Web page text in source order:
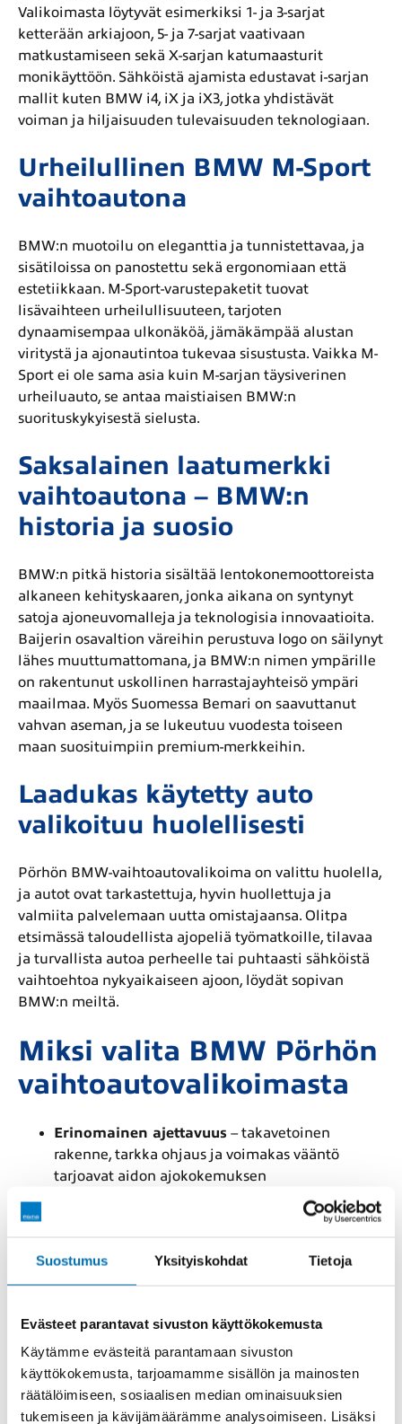
Suostumus Yksityiskohdat Tietoja
Evästeet parantavat sivuston käyttökokemusta
Käytämme evästeitä parantamaan sivuston
käyttökokemusta, tarjoamamme sisällön ja mainosten
räätälöimiseen, sosiaalisen median ominaisuuksien
tukemiseen ja kävijämäärämme analysoimiseen. Lisäksi
Valikoimasta löytyvät esimerkiksi 1- ja 3-sarjat
ketterään arkiajoon, 5- ja 7-sarjat vaativaan
matkustamiseen sekä X-sarjan katumaasturit
monikäyttöön. Sähköistä ajamista edustavat i-sarjan
mallit kuten BMW i4, iX ja iX3, jotka yhdistävät
voiman ja hiljaisuuden tulevaisuuden teknologiaan.
Urheilullinen BMW M-Sport
vaihtoautona
BMW:n muotoilu on eleganttia ja tunnistettavaa, ja
sisätiloissa on panostettu sekä ergonomiaan että
estetiikkaan. M-Sport-varustepaketit tuovat
lisävaihteen urheilullisuuteen, tarjoten
dynaamisempaa ulkonäköä, jämäkämpää alustan
viritystä ja ajonautintoa tukevaa sisustusta. Vaikka M-
Sport ei ole sama asia kuin M-sarjan täysiverinen
urheiluauto, se antaa maistiaisen BMW:n
suorituskykyisestä sielusta.
Saksalainen laatumerkki
vaihtoautona – BMW:n
historia ja suosio
BMW:n pitkä historia sisältää lentokonemoottoreista
alkaneen kehityskaaren, jonka aikana on syntynyt
satoja ajoneuvomalleja ja teknologisia innovaatioita.
Baijerin osavaltion väreihin perustuva logo on säilynyt
lähes muuttumattomana, ja BMW:n nimen ympärille
on rakentunut uskollinen harrastajayhteisö ympäri
maailmaa. Myös Suomessa Bemari on saavuttanut
vahvan aseman, ja se lukeutuu vuodesta toiseen
maan suosituimpiin premium-merkkeihin.
Laadukas käytetty auto
valikoituu huolellisesti
Pörhön BMW-vaihtoautovalikoima on valittu huolella,
ja autot ovat tarkastettuja, hyvin huollettuja ja
valmiita palvelemaan uutta omistajaansa. Olitpa
etsimässä taloudellista ajopeliä työmatkoille, tilavaa
ja turvallista autoa perheelle tai puhtaasti sähköistä
vaihtoehtoa nykyaikaiseen ajoon, löydät sopivan
BMW:n meiltä.
Miksi valita BMW Pörhön
vaihtoautovalikoimasta
Erinomainen ajettavuus – takavetoinen
rakenne, tarkka ohjaus ja voimakas vääntö
tarjoavat aidon ajokokemuksen
– sisätilojen materiaalit,
Monipuolinen mallisto
sähköautoja
Luotettavat yksilöt– valikoimamme BMW:t
ovat tarkastettuja ja valmiita ajoon